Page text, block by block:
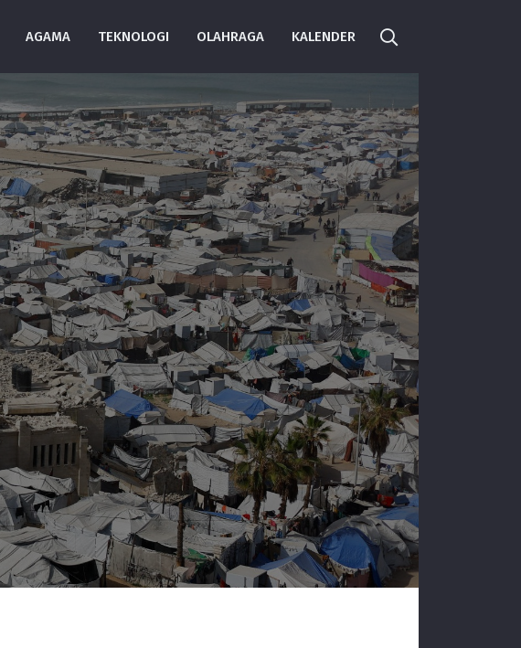
AGAMA TEKNOLOGI OLAHRAGA KALENDER